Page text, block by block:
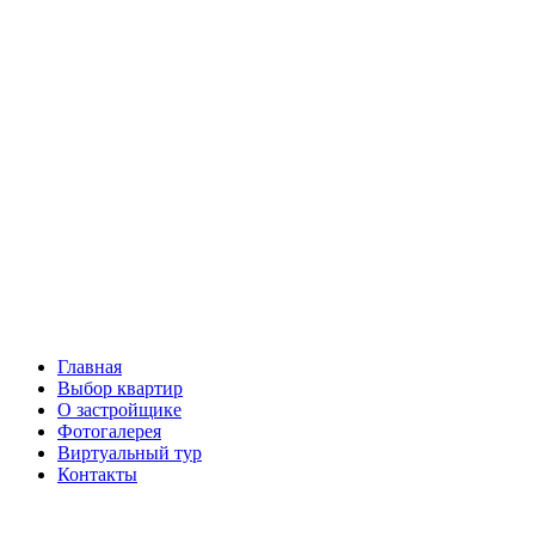
Главная
Выбор квартир
О застройщике
Фотогалерея
Виртуальный тур
Контакты